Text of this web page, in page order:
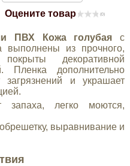
Оцените товар (0)
ПВХ Кожа голубая с
выполнены из прочного,
декоративной
Пленка дополнительно
и украшает
легко моются,
выравнивание и